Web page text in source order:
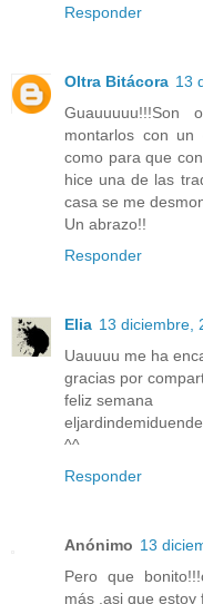
Responder
Oltra Bitácora 13
Guauuuuu!!!Son
montarlos con un
como para que
hice una de las
casa se me
Un abrazo!!
Responder
Elia 13 diciembre,
Uauuuu me ha
gracias por
feliz semana
eljardindemiduende
^^
Responder
Anónimo 13
Pero que
más .asi que estoy